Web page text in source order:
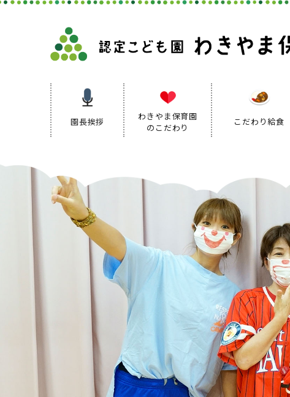
園長挨拶
わきやま保育園
のこだわり
保育方針
保育の特色
保育方針
こだわり給食